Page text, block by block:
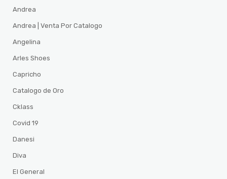
Andrea
Andrea | Venta Por Catalogo
Angelina
Arles Shoes
Capricho
Catalogo de Oro
Cklass
Covid 19
Danesi
Diva
El General